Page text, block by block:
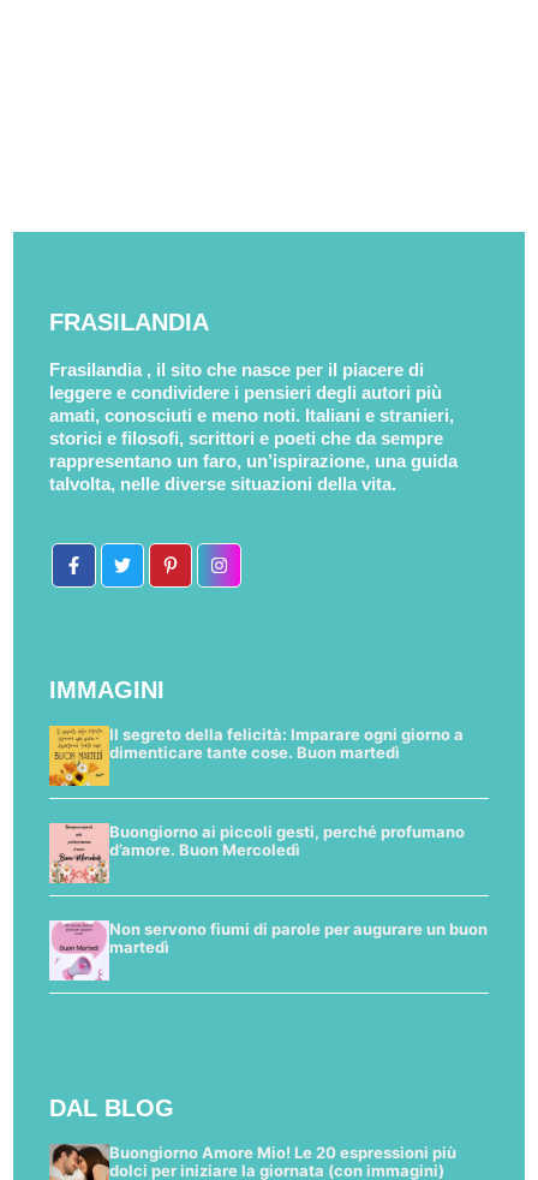
FRASILANDIA
Frasilandia , il sito che nasce per il piacere di
leggere e condividere i pensieri degli autori più
amati, conosciuti e meno noti. Italiani e stranieri,
storici e filosofi, scrittori e poeti che da sempre
rappresentano un faro, un’ispirazione, una guida
talvolta, nelle diverse situazioni della vita.
IMMAGINI
Il segreto della felicità: Imparare ogni giorno a
dimenticare tante cose. Buon martedì
Buongiorno ai piccoli gesti, perché profumano
d’amore. Buon Mercoledì
Non servono fiumi di parole per augurare un buon
martedì
DAL BLOG
Buongiorno Amore Mio! Le 20 espressioni più
dolci per iniziare la giornata (con immagini)